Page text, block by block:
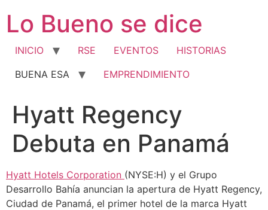
contenido
Lo Bueno se dice
INICIO RSE EVENTOS
HISTORIAS
BUENA ESA
EMPRENDIMIENTO
Hyatt Regency
Debuta en Panamá
Hyatt Hotels Corporation (NYSE:H) y el Grupo
Desarrollo Bahía anuncian la apertura de Hyatt Regency,
Ciudad de Panamá, el primer hotel de la marca Hyatt